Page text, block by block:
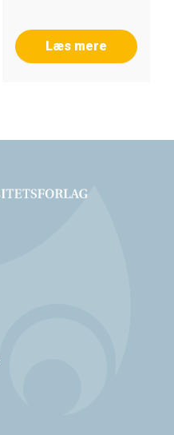
Læs mere